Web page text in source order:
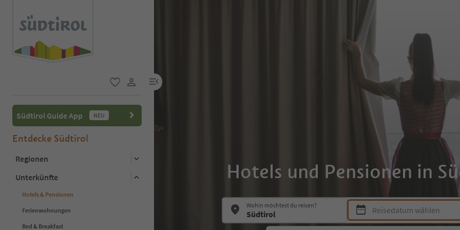
user link
menu link
Südtirol Guide App NEU
Entdecke Südtirol
Regionen
Unterkünfte
Hotels & Pensionen
Ferienwohnungen
Bed & Breakfast
Hotels und Pensionen in
Wohin möchtest du reisen? Reisedatum wählen
Drücke die Leertaste oder